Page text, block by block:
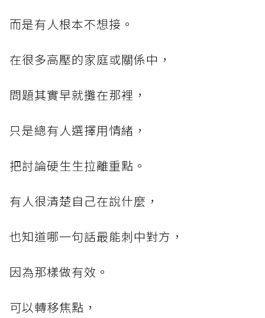
而是有人根本不想接。
在很多高壓的家庭或關係中，
問題其實早就攤在那裡，
只是總有人選擇用情緒，
把討論硬生生拉離重點。
有人很清楚自己在說什麼，
也知道哪一句話最能刺中對方，
因為那樣做有效。
可以轉移焦點，